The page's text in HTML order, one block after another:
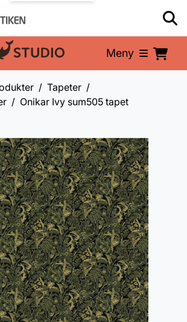
Meny
Tapeter
Onikar Ivy sum505 tapet